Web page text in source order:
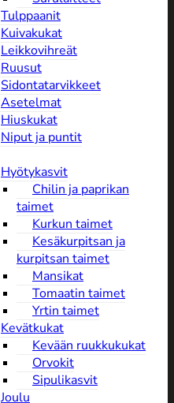
Tulppaanit
Kuivakukat
Leikkovihreät
Ruusut
Sidontatarvikkeet
Asetelmat
Hiuskukat
Niput ja puntit
Hyötykasvit
Chilin ja paprikan
taimet
Kurkun taimet
Kesäkurpitsan ja
kurpitsan taimet
Mansikat
Tomaatin taimet
Yrtin taimet
Kevätkukat
Kevään ruukkukukat
Orvokit
Sipulikasvit
Joulu